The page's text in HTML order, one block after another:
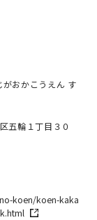
おかこうえん す
五輪１丁目３０
koen/koen-kaka